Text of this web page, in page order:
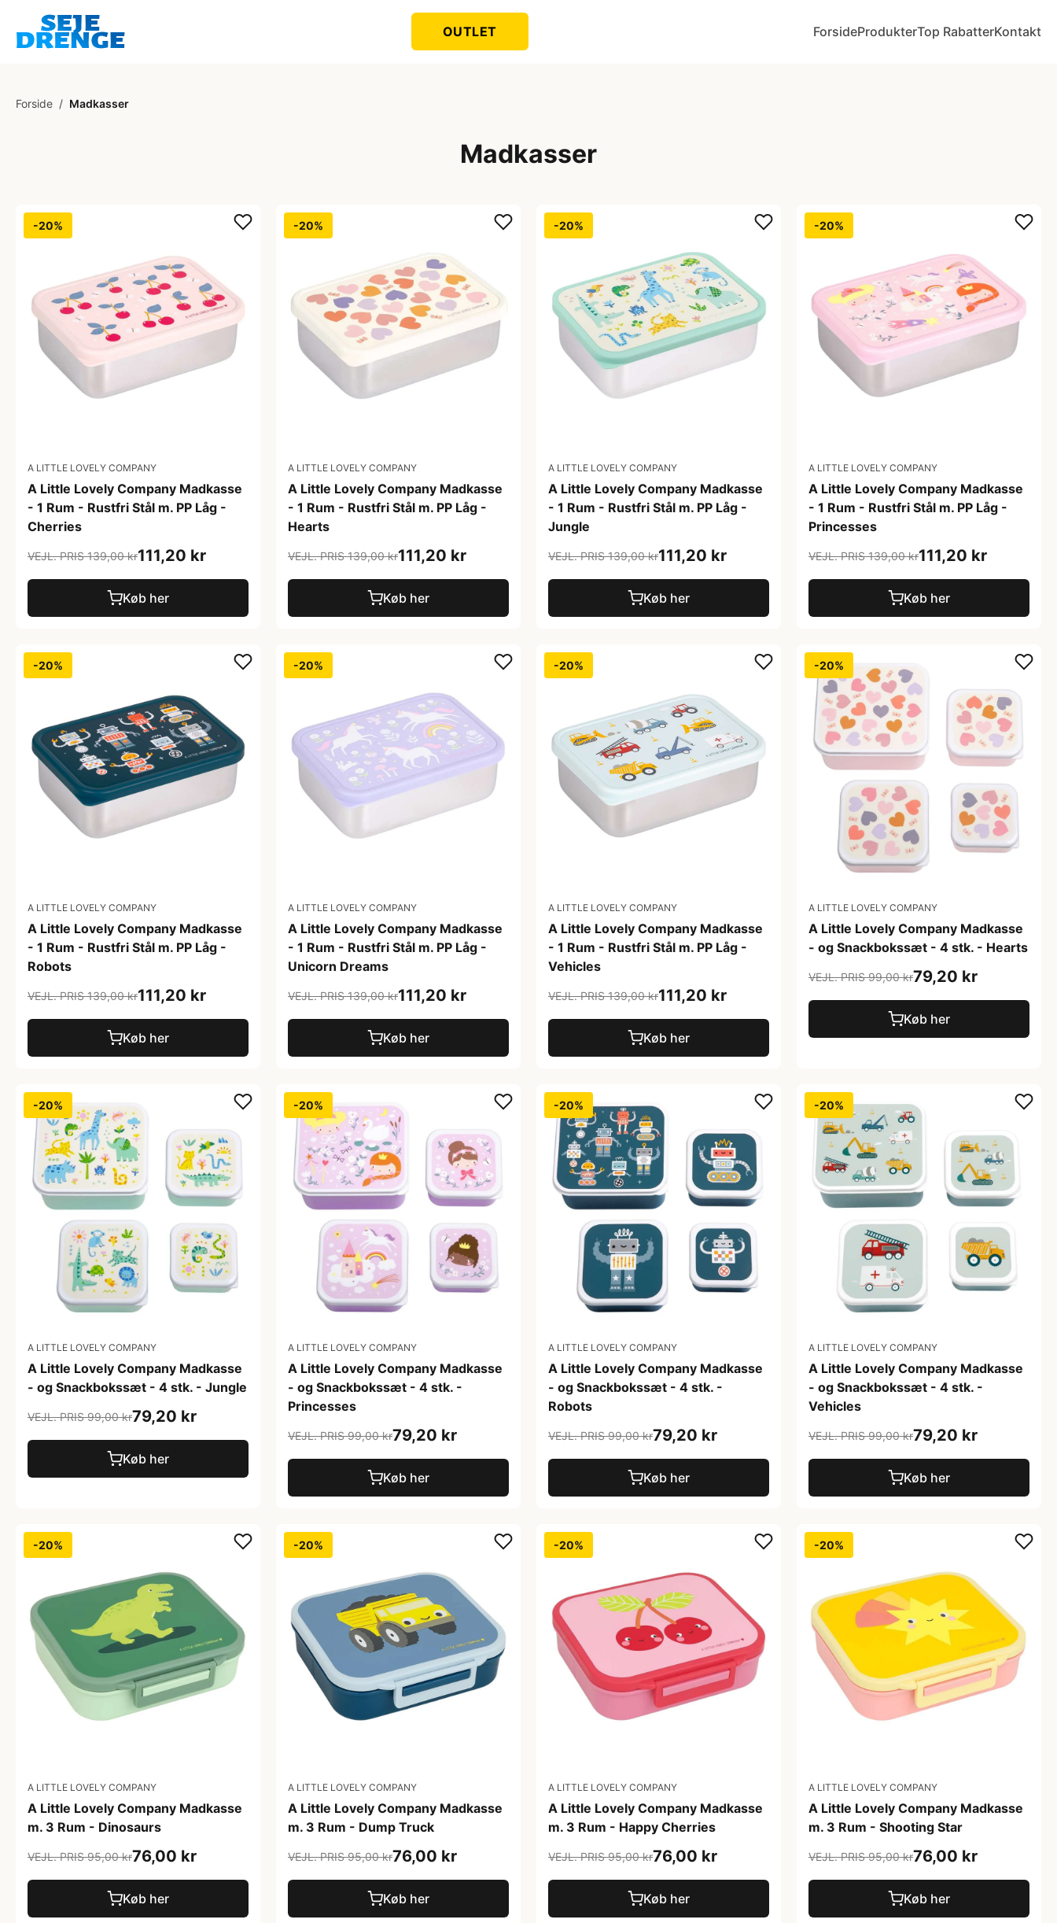
OUTLET ForsideProdukterTop RabatterKontakt
Forside / Madkasser
Madkasser
-20%
A LITTLE LOVELY COMPANY
A Little Lovely Company Madkasse
- 1 Rum - Rustfri Stål m. PP Låg -
Cherries
VEJL. PRIS 139,00 kr111,20 kr
Køb her
-20%
A LITTLE LOVELY COMPANY
A Little Lovely Company Madkasse
- 1 Rum - Rustfri Stål m. PP Låg -
Hearts
VEJL. PRIS 139,00 kr111,20 kr
Køb her
-20%
A LITTLE LOVELY COMPANY
A Little Lovely Company Madkasse
- 1 Rum - Rustfri Stål m. PP Låg -
Jungle
VEJL. PRIS 139,00 kr111,20 kr
Køb her
-20%
A LITTLE LOVELY COMPANY
A Little Lovely Company Madkasse
- 1 Rum - Rustfri Stål m. PP Låg -
Princesses
VEJL. PRIS 139,00 kr111,20 kr
Køb her
-20%
A LITTLE LOVELY COMPANY
A Little Lovely Company Madkasse
- 1 Rum - Rustfri Stål m. PP Låg -
Robots
VEJL. PRIS 139,00 kr111,20 kr
Køb her
-20%
A LITTLE LOVELY COMPANY
A Little Lovely Company Madkasse
- 1 Rum - Rustfri Stål m. PP Låg -
Unicorn Dreams
VEJL. PRIS 139,00 kr111,20 kr
Køb her
-20%
A LITTLE LOVELY COMPANY
A Little Lovely Company Madkasse
- 1 Rum - Rustfri Stål m. PP Låg -
Vehicles
VEJL. PRIS 139,00 kr111,20 kr
Køb her
-20%
A LITTLE LOVELY COMPANY
A Little Lovely Company Madkasse
- og Snackbokssæt - 4 stk. - Hearts
VEJL. PRIS 99,00 kr79,20 kr
Køb her
-20%
A LITTLE LOVELY COMPANY
A Little Lovely Company Madkasse
- og Snackbokssæt - 4 stk. - Jungle
VEJL. PRIS 99,00 kr79,20 kr
Køb her
-20%
A LITTLE LOVELY COMPANY
A Little Lovely Company Madkasse
- og Snackbokssæt - 4 stk. -
Princesses
VEJL. PRIS 99,00 kr79,20 kr
Køb her
-20%
A LITTLE LOVELY COMPANY
A Little Lovely Company Madkasse
- og Snackbokssæt - 4 stk. -
Robots
VEJL. PRIS 99,00 kr79,20 kr
Køb her
-20%
A LITTLE LOVELY COMPANY
A Little Lovely Company Madkasse
- og Snackbokssæt - 4 stk. -
Vehicles
VEJL. PRIS 99,00 kr79,20 kr
Køb her
-20%
A LITTLE LOVELY COMPANY
A Little Lovely Company Madkasse
m. 3 Rum - Dinosaurs
VEJL. PRIS 95,00 kr76,00 kr
Køb her
-20%
A LITTLE LOVELY COMPANY
A Little Lovely Company Madkasse
m. 3 Rum - Dump Truck
VEJL. PRIS 95,00 kr76,00 kr
Køb her
-20%
A LITTLE LOVELY COMPANY
A Little Lovely Company Madkasse
m. 3 Rum - Happy Cherries
VEJL. PRIS 95,00 kr76,00 kr
Køb her
-20%
A LITTLE LOVELY COMPANY
A Little Lovely Company Madkasse
m. 3 Rum - Shooting Star
VEJL. PRIS 95,00 kr76,00 kr
Køb her